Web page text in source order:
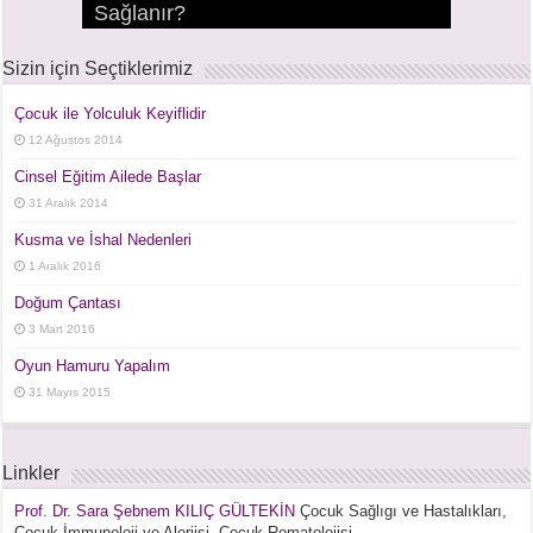
Sağlanır?
Ani İşitme Kaybı
Çınlama – Tinnitus
Burun Damlası Bağımlılığı
Bademcik ve Geniz Eti Ameliyatları
Bademcik ve Geniz Eti Hastalıkları
Hastalıklar
Sendromu
Sizin için Seçtiklerimiz
Çocuk ile Yolculuk Keyiflidir
12 Ağustos 2014
Cinsel Eğitim Ailede Başlar
31 Aralık 2014
Kusma ve İshal Nedenleri
1 Aralık 2016
Doğum Çantası
3 Mart 2016
Oyun Hamuru Yapalım
31 Mayıs 2015
Linkler
Prof. Dr. Sara Şebnem KILIÇ GÜLTEKİN Çocuk Sağlıgı ve Hastalıkları,